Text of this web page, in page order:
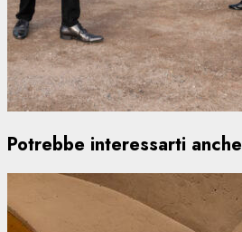
Potrebbe interessarti anche